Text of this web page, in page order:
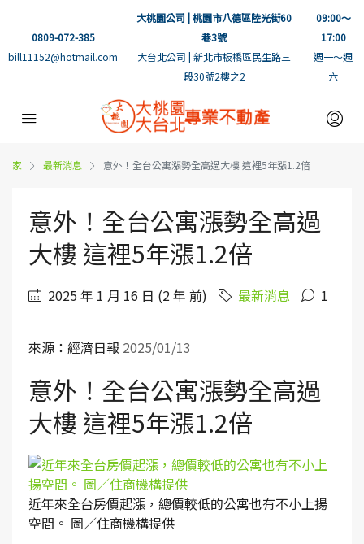
0809-072-385
bill11152@hotmail.com
大桃園公司 | 桃園市八德區陸光街60
巷3號
大台北公司 | 新北市板橋區民生路三
段30號2樓之2
09:00～
17:00
週一～週
六
家 最新消息 意外！全台公寓漲勢全高過大樓 這裡5年漲1.2倍
意外！全台公寓漲勢全高過
大樓 這裡5年漲1.2倍
2025 年 1 月 16 日 (2 年 前) 最新消息 1
來源：經濟日報 2025/01/13
意外！全台公寓漲勢全高過
大樓 這裡5年漲1.2倍
近年來全台房價起漲，總價較低的公寓也有不小上揚
空間。 圖／住商機構提供